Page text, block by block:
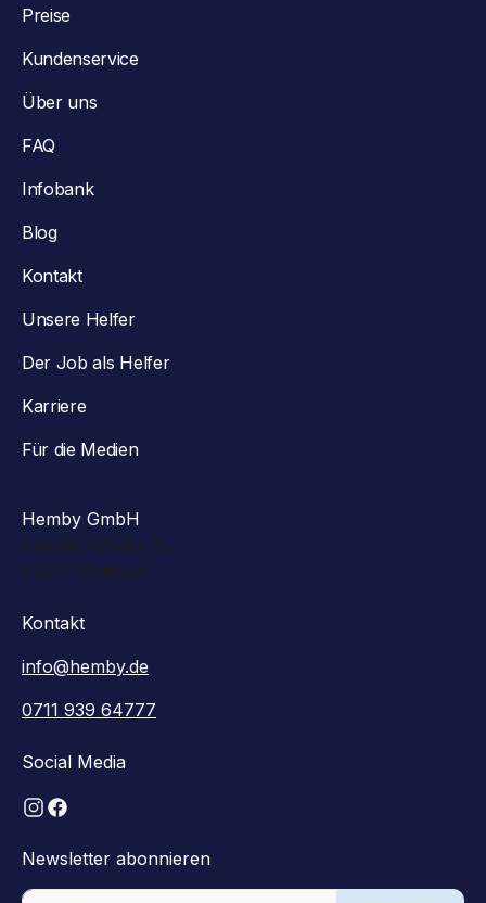
Preise
Kundenservice
Über uns
FAQ
Infobank
Blog
Kontakt
Unsere Helfer
Der Job als Helfer
Karriere
Für die Medien
Hemby GmbH
Friedrichstraße 15
70174 Stuttgart
Kontakt
info@hemby.de
0711 939 64777
Social Media
Newsletter abonnieren